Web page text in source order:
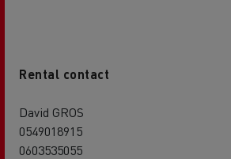
Rental contact
David GROS
0549018915
0603535055